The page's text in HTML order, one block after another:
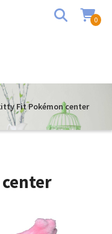
0
Fit Pokémon center